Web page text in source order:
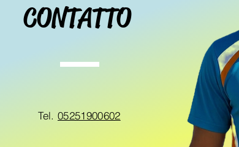
CONTATTO
Tel. 05251900602